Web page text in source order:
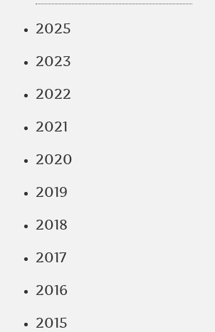
2025
2023
2022
2021
2020
2019
2018
2017
2016
2015